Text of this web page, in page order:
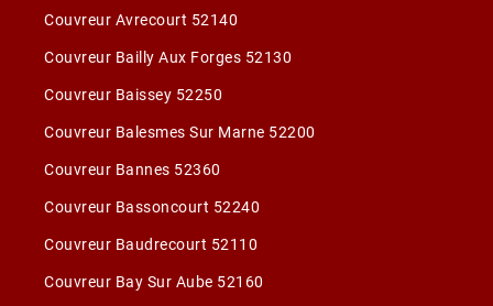
Couvreur Avrecourt 52140
Couvreur Bailly Aux Forges 52130
Couvreur Baissey 52250
Couvreur Balesmes Sur Marne 52200
Couvreur Bannes 52360
Couvreur Bassoncourt 52240
Couvreur Baudrecourt 52110
Couvreur Bay Sur Aube 52160